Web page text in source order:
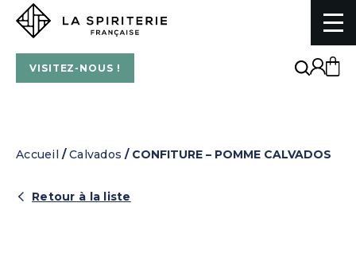
VISITEZ-NOUS !
La Spiriterie Française
Accueil /Calvados / CONFITURE – POMME CALVADOS
Retour à la liste